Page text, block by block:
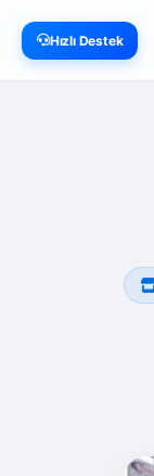
Hızlı Destek